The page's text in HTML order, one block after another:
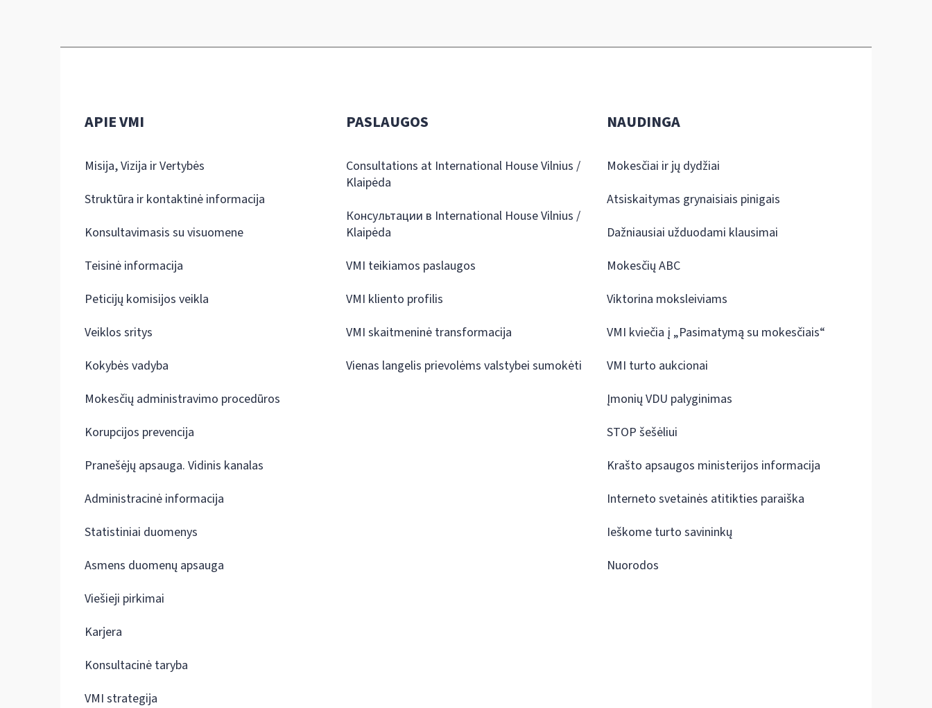
APIE VMI
Misija, Vizija ir Vertybės
Struktūra ir kontaktinė informacija
Konsultavimasis su visuomene
Teisinė informacija
Peticijų komisijos veikla
Veiklos sritys
Kokybės vadyba
Mokesčių administravimo procedūros
Korupcijos prevencija
Pranešėjų apsauga. Vidinis kanalas
Administracinė informacija
Statistiniai duomenys
Asmens duomenų apsauga
Viešieji pirkimai
Karjera
Konsultacinė taryba
VMI strategija
PASLAUGOS
Consultations at International House Vilnius /
Klaipėda
Консультации в International House Vilnius /
Klaipėda
VMI teikiamos paslaugos
VMI kliento profilis
VMI skaitmeninė transformacija
Vienas langelis prievolėms valstybei sumokėti
NAUDINGA
Mokesčiai ir jų dydžiai
Atsiskaitymas grynaisiais pinigais
Dažniausiai užduodami klausimai
Mokesčių ABC
Viktorina moksleiviams
VMI kviečia į „Pasimatymą su mokesčiais“
VMI turto aukcionai
Įmonių VDU palyginimas
STOP šešėliui
Krašto apsaugos ministerijos informacija
Interneto svetainės atitikties paraiška
Ieškome turto savininkų
Nuorodos